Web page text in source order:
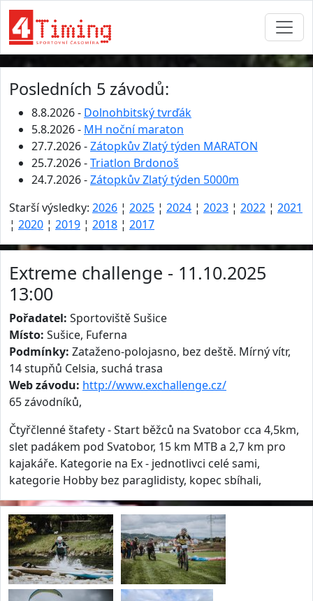
Posledních 5 závodů:
8.8.2026 - Dolnohbitský tvrďák
5.8.2026 - MH noční maraton
27.7.2026 -Zátopkův Zlatý týden MARATON
25.7.2026 -Triatlon Brdonoš
24.7.2026 -Zátopkův Zlatý týden 5000m
Starší výsledky: 2026 ¦ 2025 ¦ 2024 ¦ 2023 ¦ 2022 ¦ 2021
¦ 2020 ¦ 2019 ¦ 2018 ¦ 2017
Extreme challenge - 11.10.2025
13:00
Pořadatel: Sportoviště Sušice
Místo: Sušice, Fuferna
Podmínky: Zataženo-polojasno, bez deště. Mírný vítr,
14 stupňů Celsia, suchá trasa
Web závodu: http://www.exchallenge.cz/
65 závodníků,
Čtyřčlenné štafety - Start běžců na Svatobor cca 4,5km,
slet padákem pod Svatobor, 15 km MTB a 2,7 km pro
kajakáře. Kategorie na Ex - jednotlivci celé sami,
kategorie Hobby bez paraglidisty, kopec sbíhali,